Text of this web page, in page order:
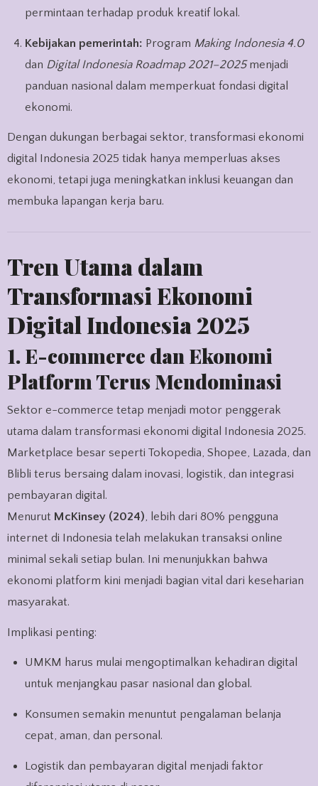
permintaan terhadap produk kreatif lokal.
Kebijakan pemerintah: Program Making Indonesia 4.0
dan Digital Indonesia Roadmap 2021–2025menjadi
panduan nasional dalam memperkuat fondasi digital
ekonomi.
Dengan dukungan berbagai sektor, transformasi ekonomi
digital Indonesia 2025 tidak hanya memperluas akses
ekonomi, tetapi juga meningkatkan inklusi keuangan dan
membuka lapangan kerja baru.
Tren Utama dalam
Transformasi Ekonomi
Digital Indonesia 2025
1. E-commerce dan Ekonomi
Platform Terus Mendominasi
Sektor e-commerce tetap menjadi motor penggerak
utama dalam transformasi ekonomi digital Indonesia 2025.
Marketplace besar seperti Tokopedia, Shopee, Lazada, dan
Blibli terus bersaing dalam inovasi, logistik, dan integrasi
pembayaran digital.
Menurut McKinsey (2024), lebih dari 80% pengguna
internet di Indonesia telah melakukan transaksi online
minimal sekali setiap bulan. Ini menunjukkan bahwa
ekonomi platform kini menjadi bagian vital dari keseharian
masyarakat.
Implikasi penting:
UMKM harus mulai mengoptimalkan kehadiran digital
untuk menjangkau pasar nasional dan global.
Konsumen semakin menuntut pengalaman belanja
cepat, aman, dan personal.
Logistik dan pembayaran digital menjadi faktor